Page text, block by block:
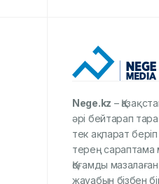
Nege.kz –
әрі бейтарап
тек ақпарат
терең сараптама
Қоғамды
жауабын бізбен